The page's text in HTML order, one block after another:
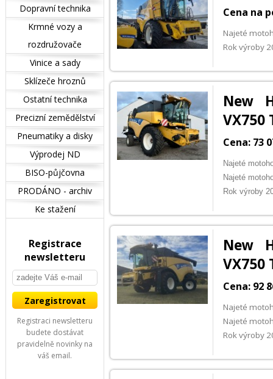
Cena na
Najeté
Rok výroby
New
VX750
Cena: 73
Najeté
Najeté
Rok výroby
New
Cena: 92
Najeté
Najeté
Rok výroby
Dopravní technika
Krmné vozy a
rozdružovače
Vinice a sady
Sklízeče hroznů
Ostatní technika
Precizní zemědělství
Pneumatiky a disky
Výprodej ND
BISO-půjčovna
PRODÁNO - archiv
Ke stažení
Registrace
newsletteru
Registraci newsletteru
budete dostávat
pravidelně novinky na
váš email.